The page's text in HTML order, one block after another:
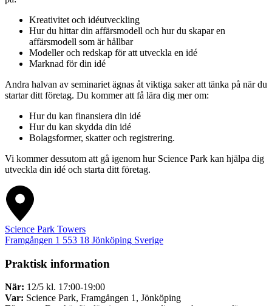
Kreativitet och idéutveckling
Hur du hittar din affärsmodell och hur du skapar en
affärsmodell som är hållbar
Modeller och redskap för att utveckla en idé
Marknad för din idé
Andra halvan av seminariet ägnas åt viktiga saker att tänka på när du
startar ditt företag. Du kommer att få lära dig mer om:
Hur du kan finansiera din idé
Hur du kan skydda din idé
Bolagsformer, skatter och registrering.
Vi kommer dessutom att gå igenom hur Science Park kan hjälpa dig
utveckla din idé och starta ditt företag.
Science Park Towers
Framgången 1 553 18 Jönköping Sverige
Praktisk information
När: 12/5 kl. 17:00-19:00
Var: Science Park, Framgången 1, Jönköping